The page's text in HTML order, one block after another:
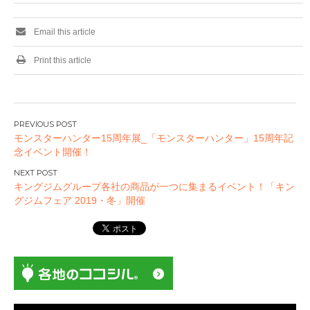
Email this article
Print this article
投
稿
ナ
ビ
ゲ
ン
モンスターハンター15周年展_「モンスターハンター」15周年記
念イベント開催！
キングジムグループ各社の商品が一つに集まるイベント！「キン
グジムフェア 2019・冬」開催